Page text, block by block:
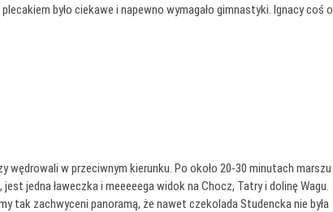
było ciekawe i napewno wymagało gimnastyki. Ignacy coś o
w przeciwnym kierunku. Po około 20-30 minutach marszu
jedna ławeczka i meeeeega widok na Chocz, Tatry i dolinę Wagu.
tak zachwyceni panoramą, że nawet czekolada Studencka nie była